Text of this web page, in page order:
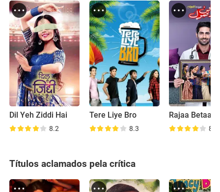
Dil Yeh Ziddi Hai
8.2
Tere Liye Bro
8.3
Rajaa Betaa
8.0
Títulos aclamados pela crítica